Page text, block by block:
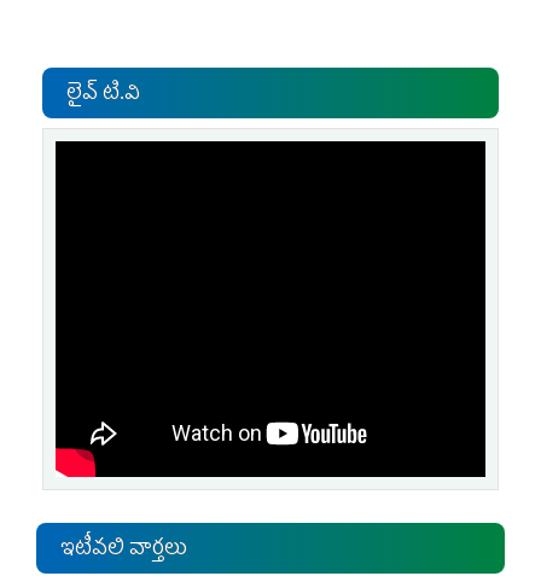
లైవ్ టి.వి
ఇటీవలి వార్తలు